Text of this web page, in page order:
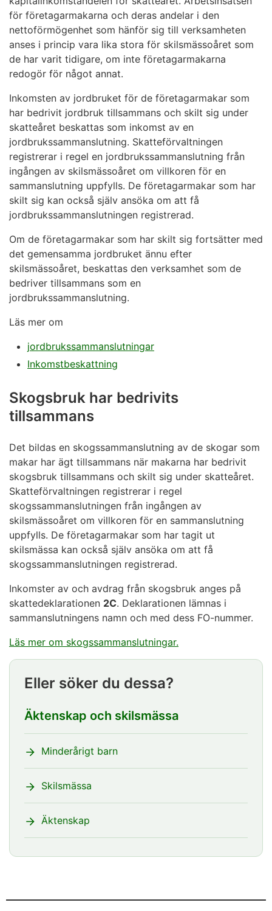
för företagarmakarna och deras andelar i den
nettoförmögenhet som hänför sig till verksamheten
anses i princip vara lika stora för skilsmässoåret som
de har varit tidigare, om inte företagarmakarna
redogör för något annat.
Inkomsten av jordbruket för de företagarmakar som
har bedrivit jordbruk tillsammans och skilt sig under
skatteåret beskattas som inkomst av en
jordbrukssammanslutning. Skatteförvaltningen
registrerar i regel en jordbrukssammanslutning från
ingången av skilsmässoåret om villkoren för en
sammanslutning uppfylls. De företagarmakar som har
skilt sig kan också själv ansöka om att få
jordbrukssammanslutningen registrerad.
Om de företagarmakar som har skilt sig fortsätter med
det gemensamma jordbruket ännu efter
skilsmässoåret, beskattas den verksamhet som de
bedriver tillsammans som en
jordbrukssammanslutning.
Läs mer om
jordbrukssammanslutningar
Inkomstbeskattning
Skogsbruk har bedrivits
tillsammans
Det bildas en skogssammanslutning av de skogar som
makar har ägt tillsammans när makarna har bedrivit
skogsbruk tillsammans och skilt sig under skatteåret.
Skatteförvaltningen registrerar i regel
skogssammanslutningen från ingången av
skilsmässoåret om villkoren för en sammanslutning
uppfylls. De företagarmakar som har tagit ut
skilsmässa kan också själv ansöka om att få
skogssammanslutningen registrerad.
Inkomster av och avdrag från skogsbruk anges på
skattedeklarationen 2C. Deklarationen lämnas i
sammanslutningens namn och med dess FO-nummer.
Läs mer om skogssammanslutningar.
Eller söker du dessa?
Äktenskap och skilsmässa
Minderårigt barn
Skilsmässa
Äktenskap